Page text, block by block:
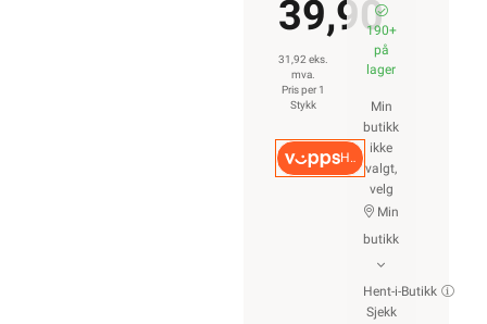
39,90
31,92 eks.
mva.
Pris per 1
Stykk
Hurtigkasse
190+
på
lager
Min
butikk
ikke
valgt,
velg
Min
butikk
Hent-i-Butikk
Sjekk